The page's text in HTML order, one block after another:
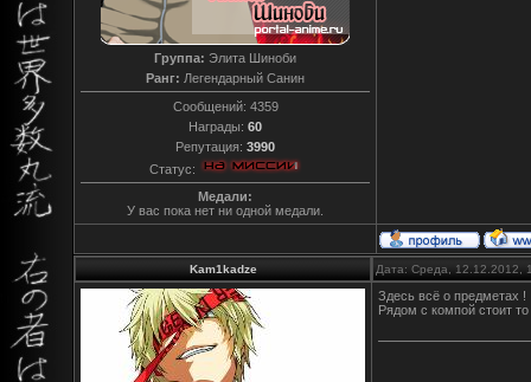
Группа: Элита Шиноби
Ранг: Легендарный Санин
Сообщений: 4359
Награды: 60
Репутация: 3990
Статус:
Медали:
У вас пока нет ни одной медали.
Kam1kadze Дата: Среда,
Здесь всё о предметах !
Рядом с компой стоит